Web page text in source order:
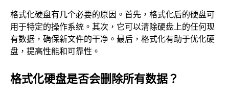
格式化硬盘有几个必要的原因。首先，格式化后的硬盘可
用于特定的操作系统。其次，它可以清除硬盘上的任何现
有数据，确保新文件的干净。最后，格式化有助于优化硬
盘，提高性能和可靠性。
格式化硬盘是否会删除所有数据？